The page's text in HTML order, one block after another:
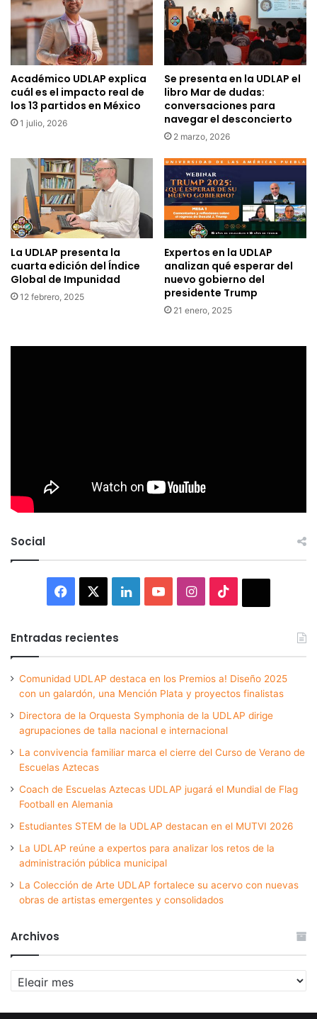
Académico UDLAP explica
cuál es el impacto real de
los 13 partidos en México
1 julio, 2026
Se presenta en la UDLAP el
libro Mar de dudas:
conversaciones para
navegar el desconcierto
2 marzo, 2026
La UDLAP presenta la
cuarta edición del Índice
Global de Impunidad
12 febrero, 2025
Expertos en la UDLAP
analizan qué esperar del
nuevo gobierno del
presidente Trump
21 enero, 2025
Social
Facebook LinkedInYouTubeInstagram
Entradas recientes
Comunidad UDLAP destaca en los Premios a! Diseño 2025
con un galardón, una Mención Plata y proyectos finalistas
Directora de la Orquesta Symphonia de la UDLAP dirige
agrupaciones de talla nacional e internacional
La convivencia familiar marca el cierre del Curso de Verano de
Escuelas Aztecas
Coach de Escuelas Aztecas UDLAP jugará el Mundial de Flag
Football en Alemania
Estudiantes STEM de la UDLAP destacan en el MUTVI 2026
La UDLAP reúne a expertos para analizar los retos de la
administración pública municipal
La Colección de Arte UDLAP fortalece su acervo con nuevas
obras de artistas emergentes y consolidados
Archivos
Archivos